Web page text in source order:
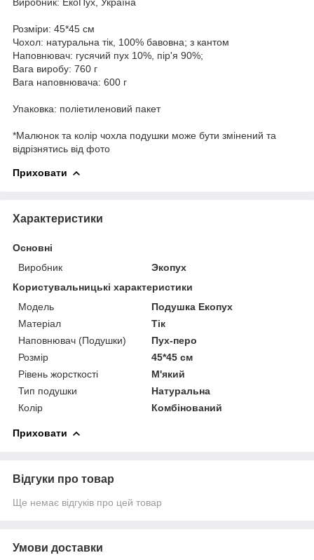
Розміри: 45*45 см
Чохол: натуральна тік, 100% бавовна; з кантом
Наповнювач: гусячий пух 10%, пір'я 90%;
Вага виробу: 760 г
Вага наповнювача: 600 г
Упаковка: поліетиленовий пакет
*Малюнок та колір чохла подушки може бути змінений та
відрізнятись від фото
Приховати
Характеристики
Основні
Виробник
Экопух
Користувальницькі характеристики
Мoдель
Подушка Екопух
Матеріал
Тік
Наповнювач (Подушки)
Пух-перо
Розмір
45*45 см
Рівень жорсткості
М'який
Тип подушки
Натуральна
Колір
Комбінований
Приховати
Відгуки про товар
Ще немає відгуків про цей товар
Умови доставки